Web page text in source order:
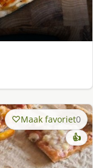
Maak favoriet0
👍